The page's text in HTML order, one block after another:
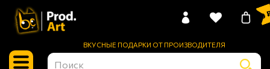
ВКУСНЫЕ ПОДАРКИ ОТ ПРОИЗВОДИТЕЛЯ
0